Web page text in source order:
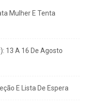
Mulher E Tenta
13 A 16 De Agosto
E Lista De Espera